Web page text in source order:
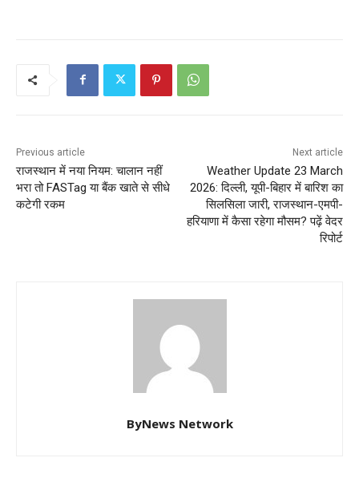
Previous article
राजस्थान में नया नियम: चालान नहीं
भरा तो FASTag या बैंक खाते से सीधे
कटेगी रकम
Next article
Weather Update 23 March
2026: दिल्ली, यूपी-बिहार में बारिश का
सिलसिला जारी, राजस्थान-एमपी-
हरियाणा में कैसा रहेगा मौसम? पढ़ें वेदर
रिपोर्ट
ByNews Network